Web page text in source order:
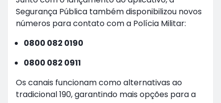
Segurança Pública também disponibilizou novos
números para contato com a Polícia Militar:
0800 082 0190
0800 082 0911
Os canais funcionam como alternativas ao
tradicional 190, garantindo mais opções para a